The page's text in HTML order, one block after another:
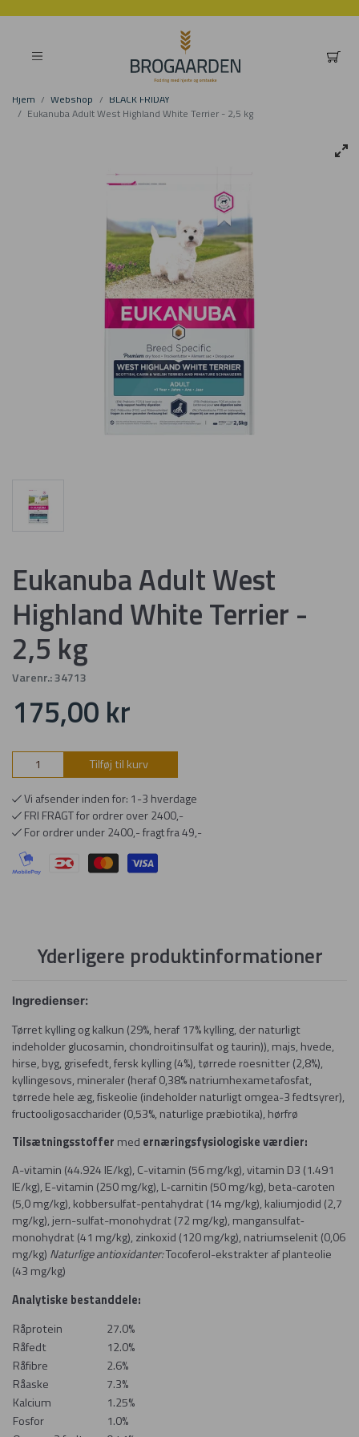
Hjem Webshop
BLACK FRIDAY
Eukanuba Adult West Highland White Terrier - 2,5 kg
Eukanuba Adult West
Highland White Terrier -
2,5 kg
Varenr.:34713
175,00 kr
Tilføj til kurv
Vi afsender inden for: 1-3 hverdage
FRI FRAGT for ordrer over 2400,-
For ordrer under 2400,- fragt fra 49,-
Yderligere produktinformationer
Ingredienser:
Tørret kylling og kalkun (29%, heraf 17% kylling, der naturligt
indeholder glucosamin, chondroitinsulfat og taurin)), majs, hvede,
hirse, byg, grisefedt, fersk kylling (4%), tørrede roesnitter (2,8%),
kyllingesovs, mineraler (heraf 0,38% natriumhexametafosfat,
tørrede hele æg, fiskeolie (indeholder naturligt omgea-3 fedtsyrer),
fructooligosaccharider (0,53%, naturlige præbiotika), hørfrø
Tilsætningsstoffer med ernæringsfysiologiske værdier:
A-vitamin (44.924 IE/kg), C-vitamin (56 mg/kg), vitamin D3 (1.491
IE/kg), E-vitamin (250 mg/kg), L‐carnitin (50 mg/kg), beta-caroten
(5,0 mg/kg), kobbersulfat-pentahydrat (14 mg/kg), kaliumjodid (2,7
mg/kg), jern-sulfat-monohydrat (72 mg/kg), mangansulfat‐
monohydrat (41 mg/kg), zinkoxid (120 mg/kg), natriumselenit (0,06
mg/kg) Naturligeantioxidanter:Tocoferol-ekstrakter af planteolie
(43 mg/kg)
Analytiske bestanddele:
Råprotein
27.0%
Råfedt
12.0%
Råfibre
2.6%
Råaske
7.3%
Kalcium
1.25%
Fosfor
1.0%